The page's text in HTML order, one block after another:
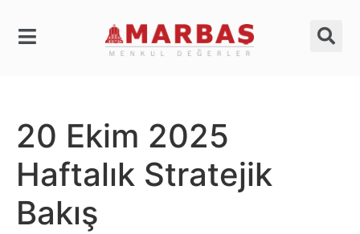
20 Ekim 2025
Haftalık Stratejik
Bakış